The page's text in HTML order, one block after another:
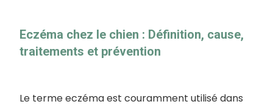
Eczéma chez le chien : Définition, cause,
traitements et prévention
Le terme eczéma est couramment utilisé dans